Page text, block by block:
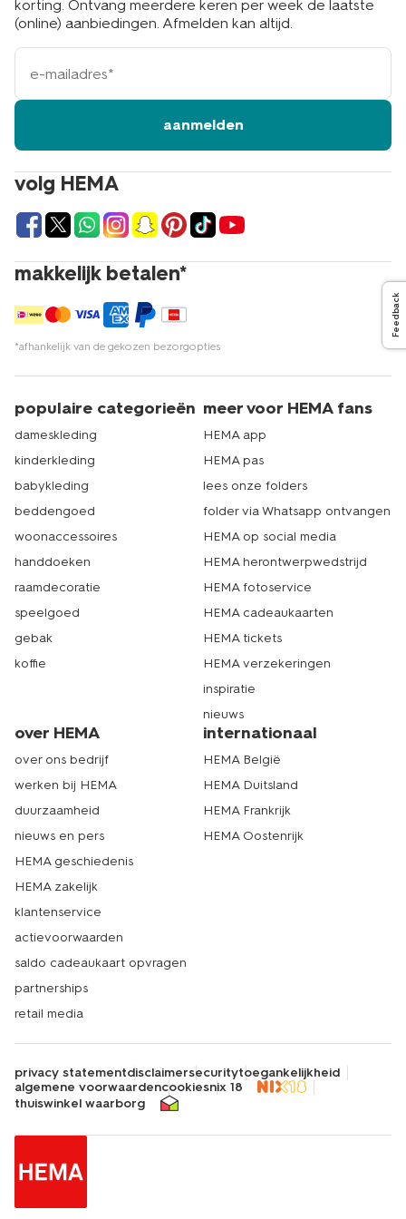
volg HEMA
makkelijk betalen*
*afhankelijk van de gekozen bezorgopties
korting. Ontvang meerdere keren per week de laatste
(online) aanbiedingen. Afmelden kan altijd.
e-
mailadres
aanmelden
populaire categorieën
dameskleding
kinderkleding
babykleding
beddengoed
woonaccessoires
handdoeken
raamdecoratie
speelgoed
gebak
koffie
meer voor HEMA fans
HEMA app
HEMA pas
lees onze folders
folder via Whatsapp ontvangen
HEMA op social media
HEMA herontwerpwedstrijd
HEMA fotoservice
HEMA cadeaukaarten
HEMA tickets
HEMA verzekeringen
inspiratie
nieuws
over HEMA
over ons bedrijf
werken bij HEMA
duurzaamheid
nieuws en pers
HEMA geschiedenis
HEMA zakelijk
klantenservice
actievoorwaarden
saldo cadeaukaart opvragen
partnerships
retail media
internationaal
HEMA België
HEMA Duitsland
HEMA Frankrijk
HEMA Oostenrijk
privacy statementdisclaimersecuritytoegankelijkheid
algemene voorwaardencookiesnix 18
thuiswinkel waarborg
Feedback